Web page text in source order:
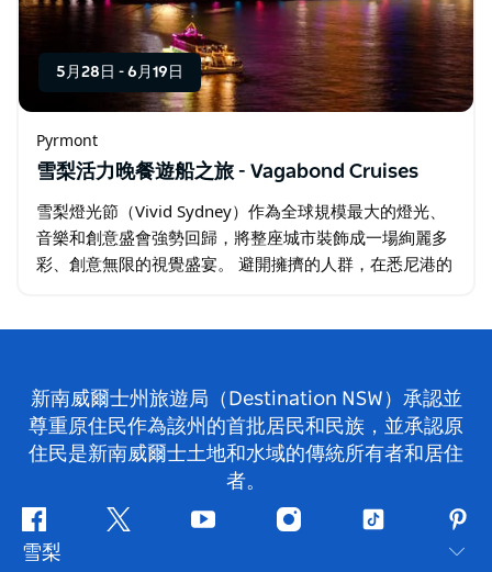
5月28日 - 6月19日
Pyrmont
雪梨活力晚餐遊船之旅 - Vagabond Cruises
雪梨燈光節（Vivid Sydney）作為全球規模最大的燈光、
音樂和創意盛會強勢回歸，將整座城市裝飾成一場絢麗多
彩、創意無限的視覺盛宴。 避開擁擠的人群，在悉尼港的
新南威爾士州旅遊局（Destination NSW）承認並
尊重原住民作為該州的首批居民和民族，並承認原
住民是新南威爾士土地和水域的傳統所有者和居住
者。
Facebook嘰
Youtube Instagram抖
雪梨